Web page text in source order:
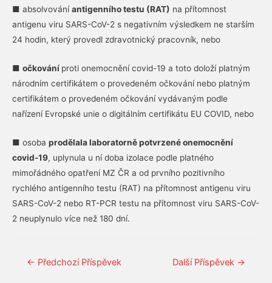
■ absolvováníantigenního testu (RAT) na přítomnost
antigenu viru SARS-CoV-2 s negativním výsledkem ne starším
24 hodin, který provedl zdravotnický pracovník, nebo
■ očkování proti onemocnění covid-19 a toto doloží platným
národním certifikátem o provedeném očkování nebo platným
certifikátem o provedeném očkování vydávaným podle
nařízení Evropské unie o digitálním certifikátu EU COVID, nebo
■ osoba prodělala laboratorně potvrzené onemocnění
covid-19, uplynula u ní doba izolace podle platného
mimořádného opatření MZ ČR a od prvního pozitivního
rychlého antigenního testu (RAT) na přítomnost antigenu viru
SARS-CoV-2 nebo RT-PCR testu na přítomnost viru SARS-CoV-
2 neuplynulo více než 180 dní.
Navigace
← Předchozí Příspěvek Další Příspěvek →